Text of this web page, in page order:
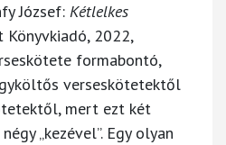
József: Kétlelkes
2022,
formabontó,
verseskötetektől
mert ezt két
„kezével”. Egy olyan